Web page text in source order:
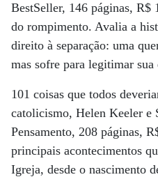
BestSeller, 146 páginas,
do rompimento. Avalia a
direito à separação: uma
mas sofre para legitimar sua
101 coisas que todos
catolicismo, Helen Keeler e
Pensamento, 208 páginas,
principais acontecimentos
Igreja, desde o nascimento